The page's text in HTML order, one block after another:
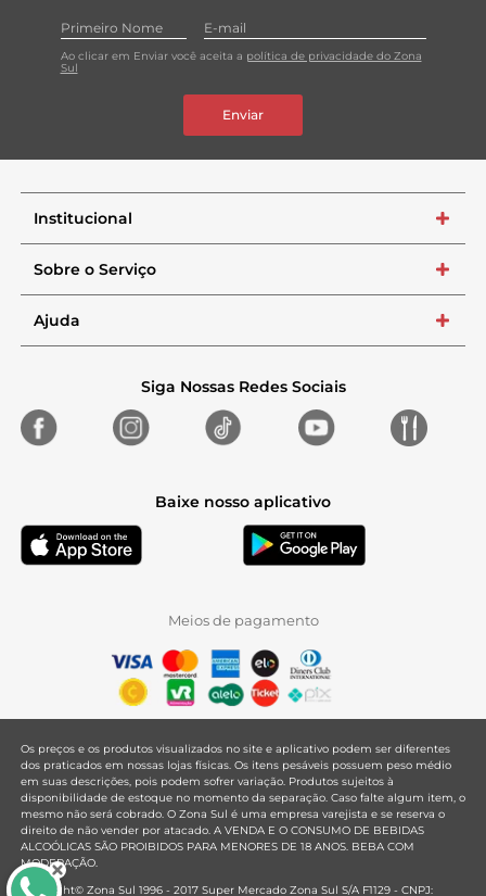
Ao clicar em Enviar você aceita a política de privacidade do Zona
Sul
Enviar
Institucional +
Sobre o Serviço +
Ajuda +
Siga Nossas Redes Sociais
Baixe nosso aplicativo
Meios de pagamento
Os preços e os produtos visualizados no site e aplicativo podem ser diferentes
dos praticados em nossas lojas físicas. Os itens pesáveis possuem peso médio
em suas descrições, pois podem sofrer variação. Produtos sujeitos à
disponibilidade de estoque no momento da separação. Caso falte algum item, o
mesmo não será cobrado. O Zona Sul é uma empresa varejista e se reserva o
direito de não vender por atacado. A VENDA E O CONSUMO DE BEBIDAS
ALCOÓLICAS SÃO PROIBIDOS PARA MENORES DE 18 ANOS. BEBA COM
MODERAÇÃO.
Copyright© Zona Sul 1996 - 2017 Super Mercado Zona Sul S/A F1129 - CNPJ: